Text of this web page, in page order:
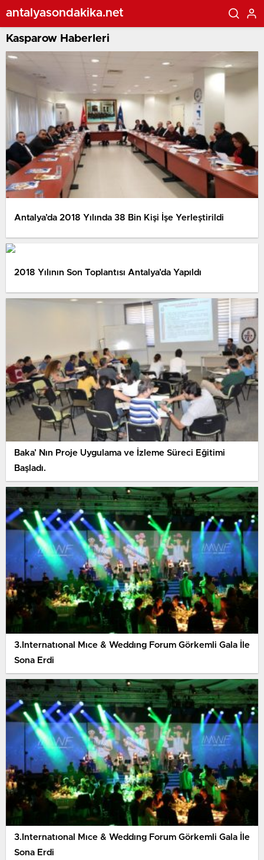
antalyasondakika.net
Kasparow Haberleri
Antalya’da 2018 Yılında 38 Bin Kişi İşe Yerleştirildi
2018 Yılının Son Toplantısı Antalya’da Yapıldı
Baka’ Nın Proje Uygulama ve İzleme Süreci Eğitimi
Başladı.
3.Internatıonal Mıce & Weddıng Forum Görkemli Gala İle
Sona Erdi
3.Internatıonal Mıce & Weddıng Forum Görkemli Gala İle
Sona Erdi